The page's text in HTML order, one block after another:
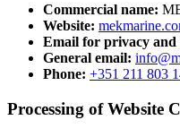
Commercial name:
Website:
Email for privacy and
General email:
Phone: +351 211 803
Processing of Website